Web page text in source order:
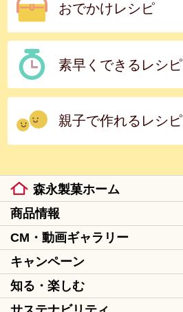
おでかけレシピ
素早くできるレシピ
親子で作れるレシピ
森永製菓ホーム
商品情報
CM・動画ギャラリー
キャンペーン
知る・楽しむ